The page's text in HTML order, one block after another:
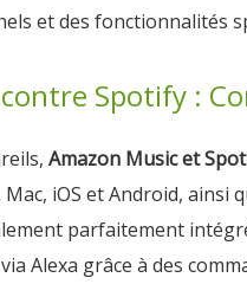
et des fonctionnalités
Spotify :
Amazon Music et
iOS et Android,
parfaitement
Alexa grâce à des